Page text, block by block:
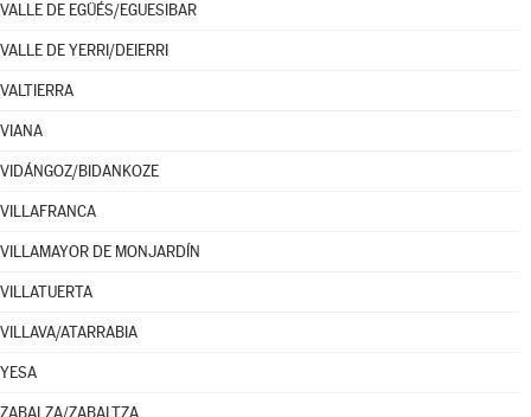
VALLE DE EGÜÉS/EGUESIBAR
VALLE DE YERRI/DEIERRI
VALTIERRA
VIANA
VIDÁNGOZ/BIDANKOZE
VILLAFRANCA
VILLAMAYOR DE MONJARDÍN
VILLATUERTA
VILLAVA/ATARRABIA
YESA
ZABALZA/ZABALTZA